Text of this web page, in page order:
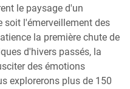
le paysage d'un
soit l'émerveillement des
la première chute de
d'hivers passés, la
des émotions
explorerons plus de 150